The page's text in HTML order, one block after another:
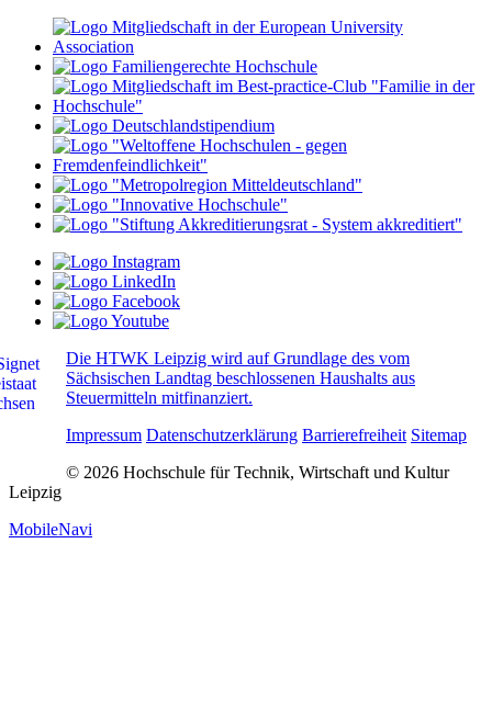
Die HTWK Leipzig wird auf Grundlage des vom
Sächsischen Landtag beschlossenen Haushalts aus
Steuermitteln mitfinanziert.
Impressum Datenschutzerklärung Barrierefreiheit Sitemap
© 2026 Hochschule für Technik, Wirtschaft und Kultur
Leipzig
MobileNavi